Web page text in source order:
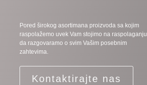
Pored širokog asortimana proizvoda sa kojim
raspolažemo uvek Vam stojimo na raspolaganju
da razgovaramo o svim Vašim posebnim
zahtevima.
Kontaktirajte nas